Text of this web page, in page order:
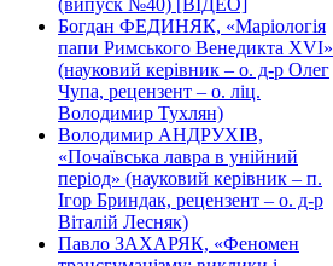
(випуск №40) [ВІДЕО]
Богдан ФЕДИНЯК, «Маріологія
папи Римського Венедикта XVI»
(науковий керівник – о. д-р Олег
Чупа, рецензент – о. ліц.
Володимир Тухлян)
Володимир АНДРУХІВ,
«Почаївська лавра в унійний
період» (науковий керівник – п.
Ігор Бриндак, рецензент – о. д-р
Віталій Лесняк)
Павло ЗАХАРЯК, «Феномен